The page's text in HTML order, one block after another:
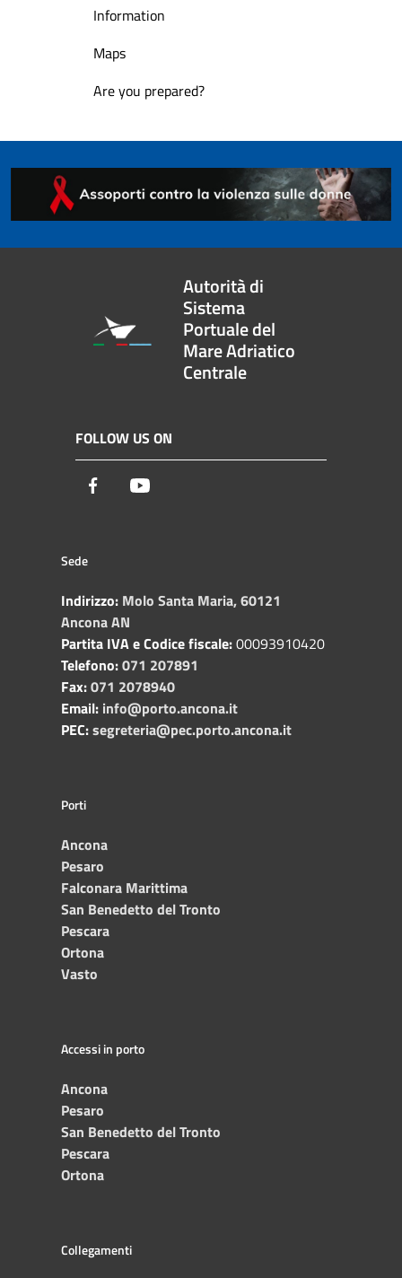
Information
Maps
Are you prepared?
Autorità di
Sistema
Portuale del
Mare Adriatico
Centrale
FOLLOW US ON
Facebook
Sede
Indirizzo: Molo Santa Maria, 60121
Ancona AN
Partita IVA e Codice fiscale:00093910420
Telefono:071 207891
Fax:071 2078940
Email: info@porto.ancona.it
PEC:segreteria@pec.porto.ancona.it
Porti
Ancona
Pesaro
Falconara Marittima
San Benedetto del Tronto
Pescara
Ortona
Vasto
Accessi in porto
Ancona
Pesaro
San Benedetto del Tronto
Pescara
Ortona
Collegamenti